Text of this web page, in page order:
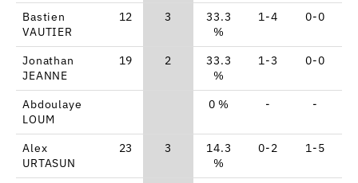
Bastien
VAUTIER
12 3
33.3
%
1-4 0-0
Jonathan
JEANNE
19 2
33.3
%
1-3 0-0
Abdoulaye
LOUM
0 % - -
Alex
URTASUN
23 3
14.3
%
0-2 1-5